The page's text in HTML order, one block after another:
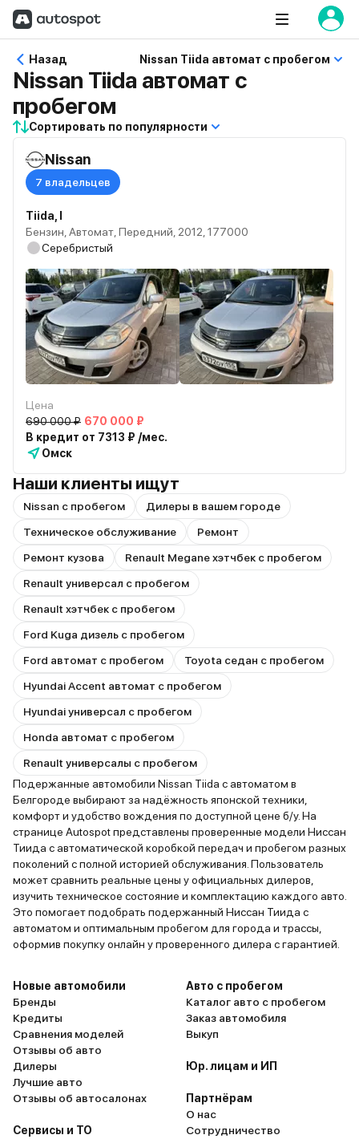
Назад Nissan Tiida автомат с пробегом
Nissan Tiida автомат с
пробегом
Сортировать по популярности
Nissan
7 владельцев
Tiida, I
Бензин, Автомат, Передний, 2012, 177000
Серебристый
Цена
690 000 ₽ 670 000 ₽
В кредит от 7313 ₽ /мес.
Омск
Наши клиенты ищут
Nissan с пробегом
Дилеры в вашем городе
Техническое обслуживание
Ремонт
Ремонт кузова
Renault Megane хэтчбек с пробегом
Renault универсал с пробегом
Renault хэтчбек с пробегом
Ford Kuga дизель с пробегом
Ford автомат с пробегом
Toyota седан с пробегом
Hyundai Accent автомат с пробегом
Hyundai универсал с пробегом
Honda автомат с пробегом
Renault универсалы с пробегом
Подержанные автомобили Nissan Tiida с автоматом в
Белгороде выбирают за надёжность японской техники,
комфорт и удобство вождения по доступной цене б/у. На
странице Autospot представлены проверенные модели Ниссан
Тиида с автоматической коробкой передач и пробегом разных
поколений с полной историей обслуживания. Пользователь
может сравнить реальные цены у официальных дилеров,
изучить техническое состояние и комплектацию каждого авто.
Это помогает подобрать подержанный Ниссан Тиида с
автоматом и оптимальным пробегом для города и трассы,
оформив покупку онлайн у проверенного дилера с гарантией.
Новые автомобили
Бренды
Кредиты
Сравнения моделей
Отзывы об авто
Дилеры
Лучшие авто
Отзывы об автосалонах
Сервисы и ТО
Авто с пробегом
Каталог авто с пробегом
Заказ автомобиля
Выкуп
Юр. лицам и ИП
Партнёрам
О нас
Сотрудничество